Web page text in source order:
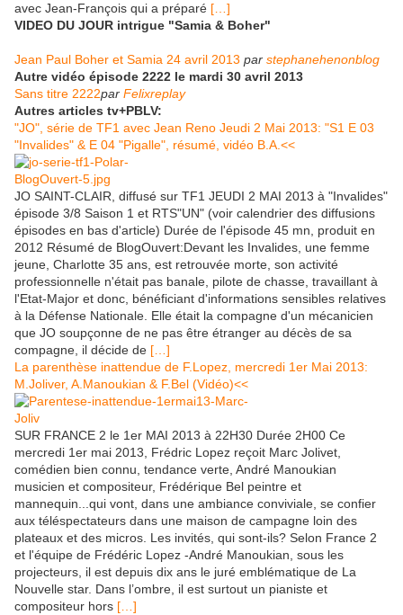
avec Jean-François qui a préparé […]
VIDEO DU JOUR intrigue "Samia & Boher"
Jean Paul Boher et Samia 24 avril 2013 par stephanehenonblog
Autre vidéo épisode 2222 le mardi 30 avril 2013
Sans titre 2222par Felixreplay
Autres articles tv+PBLV:
"JO", série de TF1 avec Jean Reno Jeudi 2 Mai 2013: "S1 E 03
"Invalides" & E 04 "Pigalle", résumé, vidéo B.A.<<
JO SAINT-CLAIR, diffusé sur TF1 JEUDI 2 MAI 2013 à "Invalides"
épisode 3/8 Saison 1 et RTS"UN" (voir calendrier des diffusions
épisodes en bas d'article) Durée de l'épisode 45 mn, produit en
2012 Résumé de BlogOuvert:Devant les Invalides, une femme
jeune, Charlotte 35 ans, est retrouvée morte, son activité
professionnelle n'était pas banale, pilote de chasse, travaillant à
l'Etat-Major et donc, bénéficiant d'informations sensibles relatives
à la Défense Nationale. Elle était la compagne d'un mécanicien
que JO soupçonne de ne pas être étranger au décès de sa
compagne, il décide de […]
La parenthèse inattendue de F.Lopez, mercredi 1er Mai 2013:
M.Joliver, A.Manoukian & F.Bel (Vidéo)<<
SUR FRANCE 2 le 1er MAI 2013 à 22H30 Durée 2H00 Ce
mercredi 1er mai 2013, Frédric Lopez reçoit Marc Jolivet,
comédien bien connu, tendance verte, André Manoukian
musicien et compositeur, Frédérique Bel peintre et
mannequin...qui vont, dans une ambiance conviviale, se confier
aux téléspectateurs dans une maison de campagne loin des
plateaux et des micros. Les invités, qui sont-ils? Selon France 2
et l'équipe de Frédéric Lopez -André Manoukian, sous les
projecteurs, il est depuis dix ans le juré emblématique de La
Nouvelle star. Dans l’ombre, il est surtout un pianiste et
compositeur hors […]